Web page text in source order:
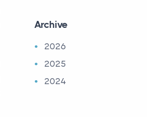
Archive
2026
2025
2024